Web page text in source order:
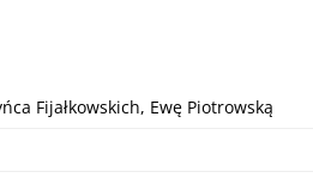
Fijałkowskich, Ewę Piotrowską